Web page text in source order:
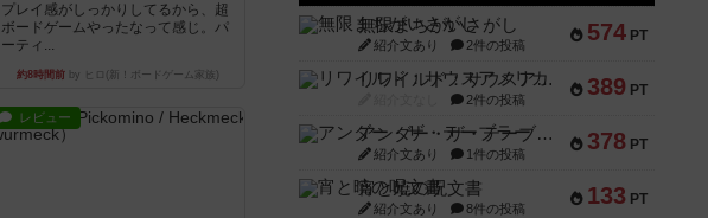
プレイ感がしっかりしてるから、超
ボードゲームやったなって感じ。パ
ーティ...
約8時間前by ヒロ(新！ボードゲーム家族)
レビュー
574 PT
無限まちがいさがし
紹介文あり 2件の投稿
389 PT
リワイルド：サウスアメリカ
2件の投稿
378 PT
アンダー・ザ・テーブラー
紹介文あり 1件の投稿
133 PT
宵と暁の呪文書
紹介文あり 8件の投稿